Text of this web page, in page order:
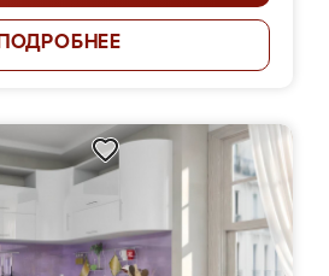
ПОДРОБНЕЕ